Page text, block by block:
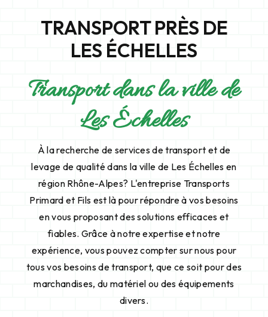
TRANSPORT PRÈS DE
LES ÉCHELLES
Transport dans la ville de
Les Échelles
À la recherche de services de transport et de
levage de qualité dans la ville de Les Échelles en
région Rhône-Alpes? L'entreprise Transports
Primard et Fils est là pour répondre à vos besoins
en vous proposant des solutions efficaces et
fiables. Grâce à notre expertise et notre
expérience, vous pouvez compter sur nous pour
tous vos besoins de transport, que ce soit pour des
marchandises, du matériel ou des équipements
divers.